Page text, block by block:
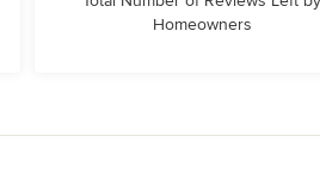
Homeowners